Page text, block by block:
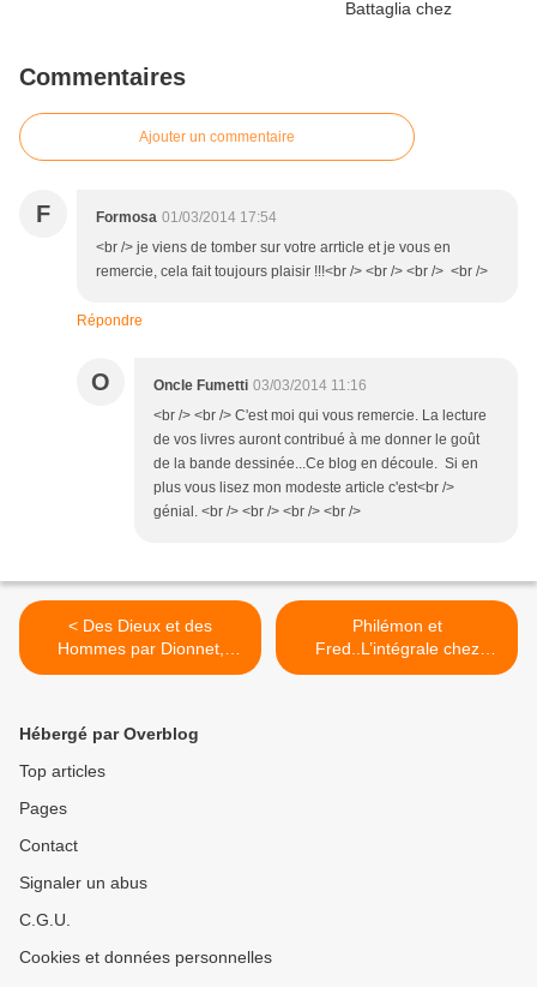
Commentaires
Ajouter un commentaire
F Formosa 01/03/2014 17:54
<br /> je viens de tomber sur votre arrticle et je vous en
remercie, cela fait toujours plaisir !!!<br /> <br /> <br /> <br />
Répondre
O Oncle Fumetti 03/03/2014 11:16
<br /> <br /> C'est moi qui vous remercie. La lecture
de vos livres auront contribué à me donner le goût
de la bande dessinée...Ce blog en découle. Si en
plus vous lisez mon modeste article c'est<br />
génial. <br /> <br /> <br /> <br />
< Des Dieux et des
Hommes par Dionnet,
Theureau et Spitéri chez
Philémon et
Fred..L’intégrale chez
Dargaud ou 20 ans de
Hébergé par Overblog
Top articles
Pages
Contact
Signaler un abus
C.G.U.
Cookies et données personnelles